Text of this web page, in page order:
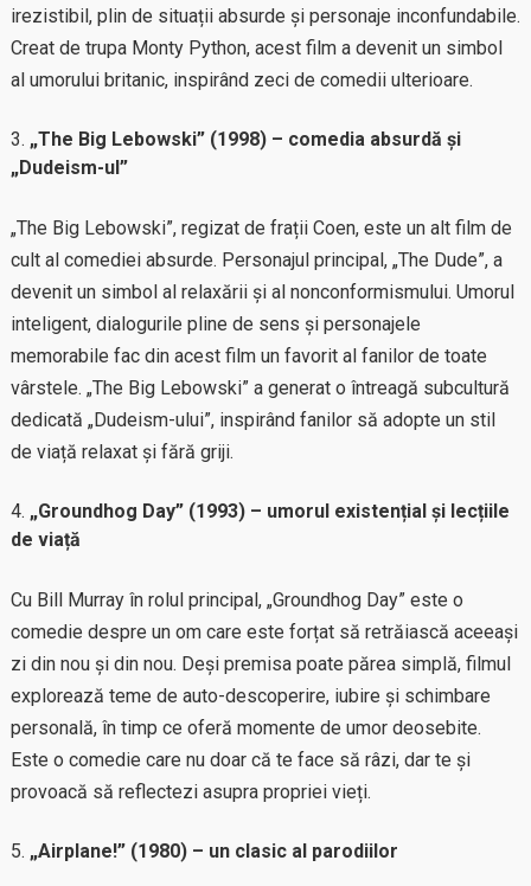
irezistibil, plin de situații absurde și personaje inconfundabile.
Creat de trupa Monty Python, acest film a devenit un simbol
al umorului britanic, inspirând zeci de comedii ulterioare.
„The Big Lebowski” (1998) – comedia absurdă și
„Dudeism-ul”
„The Big Lebowski”, regizat de frații Coen, este un alt film de
cult al comediei absurde. Personajul principal, „The Dude”, a
devenit un simbol al relaxării și al nonconformismului. Umorul
inteligent, dialogurile pline de sens și personajele
memorabile fac din acest film un favorit al fanilor de toate
vârstele. „The Big Lebowski” a generat o întreagă subcultură
dedicată „Dudeism-ului”, inspirând fanilor să adopte un stil
de viață relaxat și fără griji.
„Groundhog Day” (1993) – umorul existențial și lecțiile
de viață
Cu Bill Murray în rolul principal, „Groundhog Day” este o
comedie despre un om care este forțat să retrăiască aceeași
zi din nou și din nou. Deși premisa poate părea simplă, filmul
explorează teme de auto-descoperire, iubire și schimbare
personală, în timp ce oferă momente de umor deosebite.
Este o comedie care nu doar că te face să râzi, dar te și
provoacă să reflectezi asupra propriei vieți.
„Airplane!” (1980) – un clasic al parodiilor